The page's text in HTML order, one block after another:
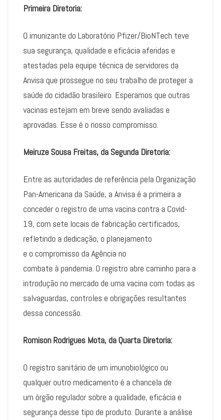
Primeira Diretoria:
O imunizante do Laboratório Pfizer/BioNTech teve
sua segurança, qualidade e eficácia aferidas e
atestadas pela equipe técnica de servidores da
Anvisa que prossegue no seu trabalho de proteger a
saúde do cidadão brasileiro. Esperamos que outras
vacinas estejam em breve sendo avaliadas e
aprovadas. Esse é o nosso compromisso.
Meiruze Sousa Freitas, da Segunda Diretoria:
Entre as autoridades de referência pela Organização
Pan-Americana da Saúde, a Anvisa é a primeira a
conceder o registro de uma vacina contra a Covid-
19, com sete locais de fabricação certificados,
refletindo a dedicação, o planejamento
e o compromisso da Agência no
combate à pandemia. O registro abre caminho para a
introdução no mercado de uma vacina com todas as
salvaguardas, controles e obrigações resultantes
dessa concessão.
Romison Rodrigues Mota, da Quarta Diretoria:
O registro sanitário de um imunobiológico ou
qualquer outro medicamento é a chancela de
um órgão regulador sobre a qualidade, eficácia e
segurança desse tipo de produto. Durante a análise